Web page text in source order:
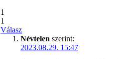
1
1
Válasz
Névtelen szerint:
2023.08.29. 15:47